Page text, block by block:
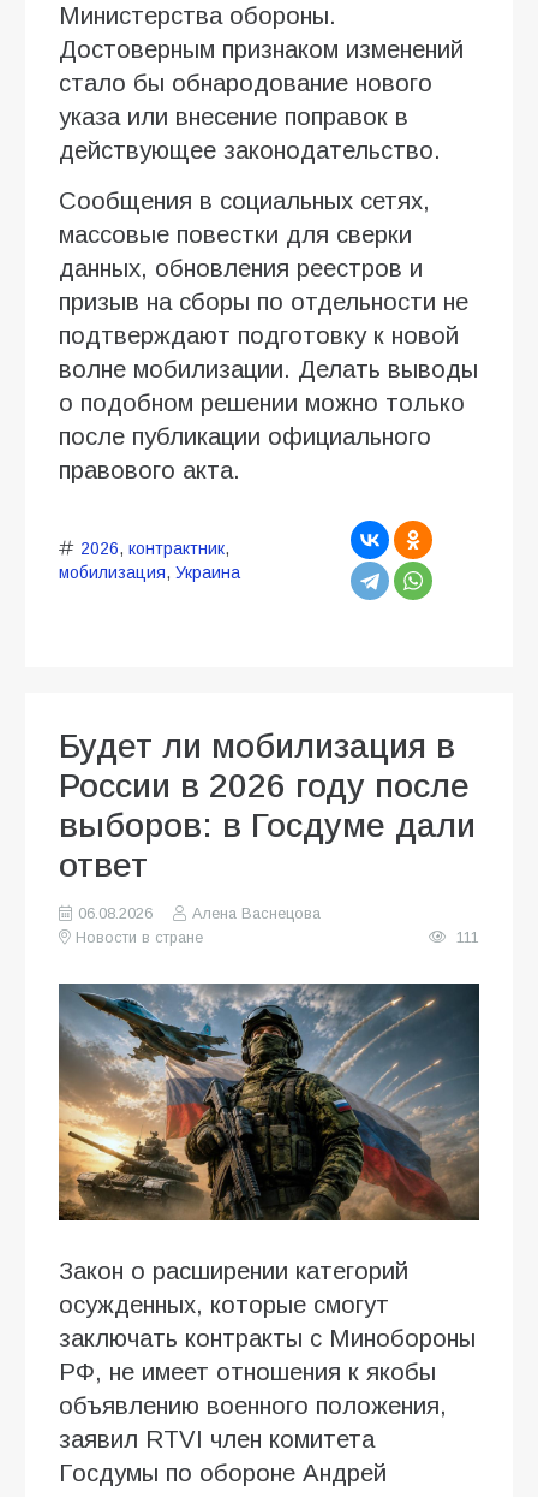
Министерства обороны.
Достоверным признаком изменений
стало бы обнародование нового
указа или внесение поправок в
действующее законодательство.
Сообщения в социальных сетях,
массовые повестки для сверки
данных, обновления реестров и
призыв на сборы по отдельности не
подтверждают подготовку к новой
волне мобилизации. Делать выводы
о подобном решении можно только
после публикации официального
правового акта.
2026, контрактник,
мобилизация, Украина
Будет ли мобилизация в
России в 2026 году после
выборов: в Госдуме дали
ответ
06.08.2026
Алена Васнецова
Новости в стране
111
Закон о расширении категорий
осужденных, которые смогут
заключать контракты с Минобороны
РФ, не имеет отношения к якобы
объявлению военного положения,
заявил RTVI член комитета
Госдумы по обороне Андрей